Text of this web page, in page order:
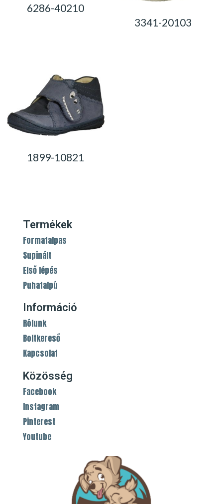
6286-40210
3341-20103
1899-10821
Termékek
Formatalpas
Supinált
Első lépés
Puhatalpú
Információ
Rólunk
Boltkereső
Kapcsolat
Közösség
Facebook
Instagram
Pinterest
Youtube